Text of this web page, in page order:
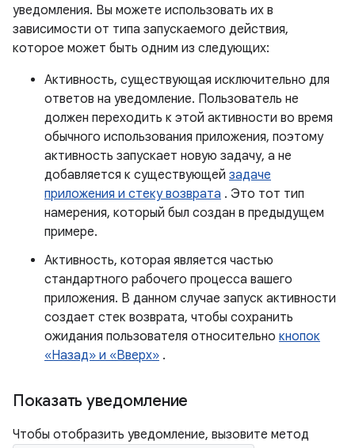
уведомления. Вы можете использовать их в
зависимости от типа запускаемого действия,
которое может быть одним из следующих:
Активность, существующая исключительно для
ответов на уведомление. Пользователь не
должен переходить к этой активности во время
обычного использования приложения, поэтому
активность запускает новую задачу, а не
добавляется к существующей задаче
приложения и стеку возврата . Это тот тип
намерения, который был создан в предыдущем
примере.
Активность, которая является частью
стандартного рабочего процесса вашего
приложения. В данном случае запуск активности
создает стек возврата, чтобы сохранить
ожидания пользователя относительно кнопок
«Назад» и «Вверх» .
Показать уведомление
Чтобы отобразить уведомление, вызовите метод